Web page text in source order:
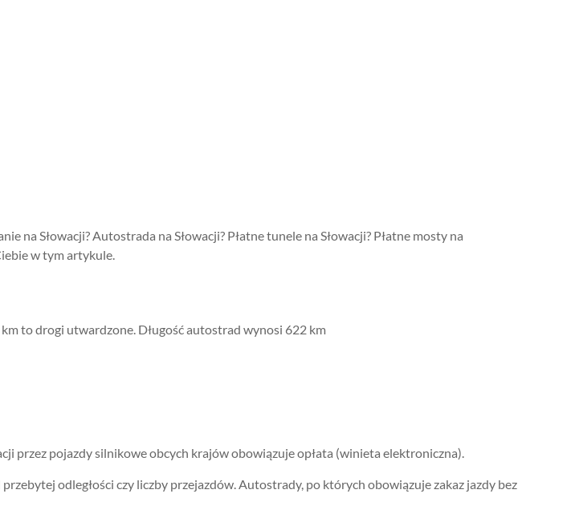
na Słowacji? Autostrada na Słowacji? Płatne tunele na Słowacji? Płatne mosty na
w tym artykule.
to drogi utwardzone. Długość autostrad wynosi 622 km
przez pojazdy silnikowe obcych krajów obowiązuje opłata (winieta elektroniczna).
odległości czy liczby przejazdów. Autostrady, po których obowiązuje zakaz jazdy bez